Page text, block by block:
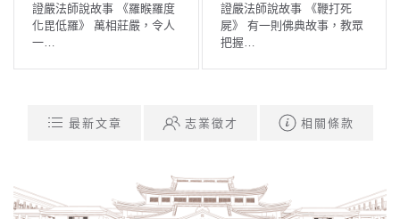
證嚴法師說故事 《羅睺羅度
化毘低羅》 萬相莊嚴，令人
一…
證嚴法師說故事 《鞭打死
屍》 有一則佛典故事，教眾
把握…
最新文章 志業徵才 相關條款